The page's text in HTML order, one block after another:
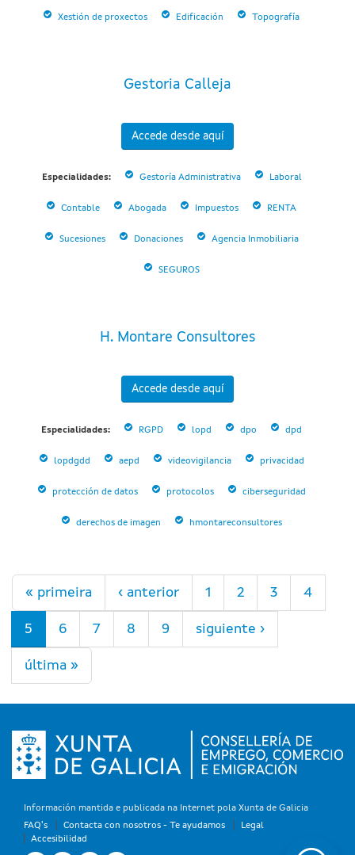
Xestión de proxectos Edificación Topografía
Gestoria Calleja
Accede desde aquí
Especialidades: Gestoría Administrativa Laboral
Contable Abogada Impuestos RENTA
Sucesiones Donaciones Agencia Inmobiliaria
SEGUROS
H. Montare Consultores
Accede desde aquí
Especialidades: RGPD lopd dpo dpd
lopdgdd aepd videovigilancia privacidad
protección de datos protocolos ciberseguridad
derechos de imagen hmontareconsultores
Páginas
« primeira ‹ anterior 1 2 3 4
5 6 7 8 9 siguiente ›
última »
Información mantida e publicada na Internet pola Xunta de Galicia
FAQ's
Contacta con nosotros - Te ayudamos
Legal
Accesibilidad